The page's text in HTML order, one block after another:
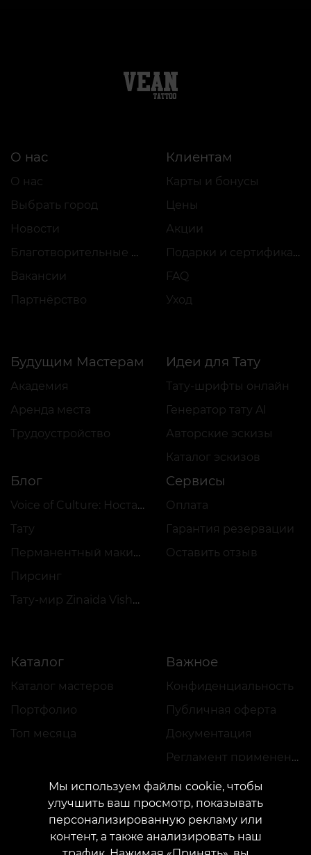
О нас
О нас
Выбрать город
Новости
Благотворительные проекты
Вакансии
Партнёрство
Клиентам
Карты и бонусы
Цены
Акции
Подарки и сертификаты
FAQ
Уход
Будущим Мастерам
Академия
Аренда места
Трудоустройство
Идеи для Тату
Тату-шрифты онлайн
Генератор тату AI
Авторские эскизы
Каталог эскизов
Блог
Voice of Culture: Ностальгия по 2000-м
Тату
Перманентный макияж
Пирсинг
Тату-мир Zinaida Vishenka
Сервисы
Оплата
Гарантия резервации
Оставить отзыв
Каталог
Каталог мастеров
Портфолио
Топ месяца
Важное
Конфиденциальность
Публичная оферта
Документация
Регламент применения акций
Мы используем файлы cookie, чтобы
улучшить ваш просмотр, показывать
персонализированную рекламу или
контент, а также анализировать наш